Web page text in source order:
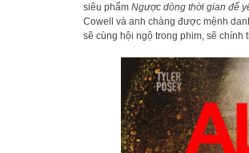
siêu phẩmNgược dòng thời gian để
Cowell và anh chàng được mệnh
sẽ cùng hội ngộ trong phim, sẽ chính